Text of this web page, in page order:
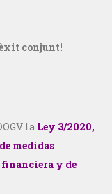
èxit conjunt!
la Ley 3/2020,
medidas
y de